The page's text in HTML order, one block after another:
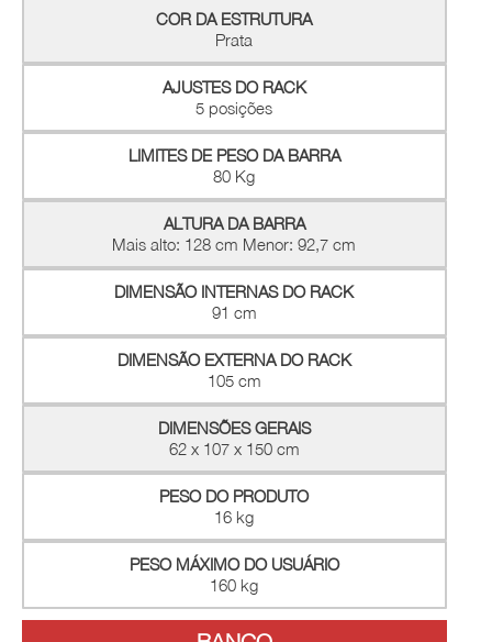
COR DA ESTRUTURA
Prata
AJUSTES DO RACK
5 posições
LIMITES DE PESO DA BARRA
80 Kg
ALTURA DA BARRA
Mais alto: 128 cm Menor: 92,7 cm
DIMENSÃO INTERNAS DO RACK
91 cm
DIMENSÃO EXTERNA DO RACK
105 cm
DIMENSÕES GERAIS
62 x 107 x 150 cm
PESO DO PRODUTO
16 kg
PESO MÁXIMO DO USUÁRIO
160 kg